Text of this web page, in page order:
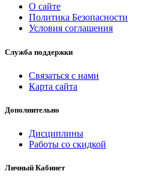
О сайте
Политика Безопасности
Условия соглашения
Служба поддержки
Связаться с нами
Карта сайта
Дополнительно
Дисциплины
Работы со скидкой
Личный Кабинет